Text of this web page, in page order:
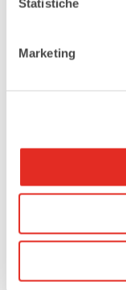
Statistiche
Marketing